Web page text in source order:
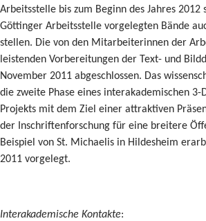
Arbeitsstelle bis zum Beginn des Jahres
Göttinger Arbeitsstelle vorgelegten Bände
stellen. Die von den Mitarbeiterinnen der
leistenden Vorbereitungen der Text- und
November 2011 abgeschlossen. Das
die zweite Phase eines interakademischen 3-
Projekts mit dem Ziel einer attraktiven
der Inschriftenforschung für eine breitere
Beispiel von St. Michaelis in Hildesheim
2011 vorgelegt.
Interakademische Kontakte: